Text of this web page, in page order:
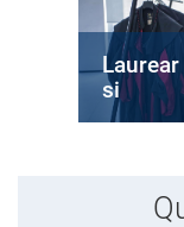
Laurear
si